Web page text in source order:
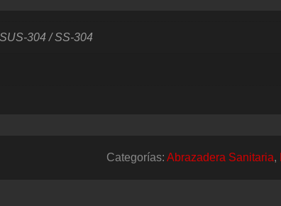
304 / SS-304
Categorías: Abrazadera Sanitaria,